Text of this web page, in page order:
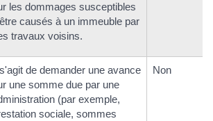
les dommages susceptibles
causés à un immeuble par
travaux voisins.
de demander une avance
une somme due par une
(par exemple,
sociale, sommes
Non